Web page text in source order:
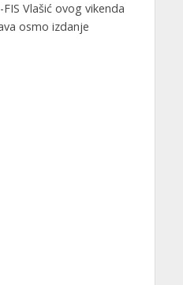
Vlašić ovog vikenda
osmo izdanje